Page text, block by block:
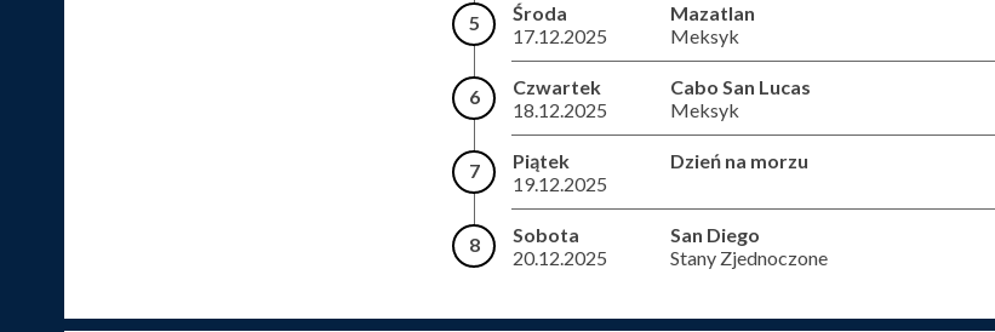
5
Środa
17.12.2025
Mazatlan
Meksyk
6
Czwartek
18.12.2025
Cabo San Lucas
Meksyk
7
Piątek
19.12.2025
Dzień na morzu
8
Sobota
20.12.2025
San Diego
Stany Zjednoczone